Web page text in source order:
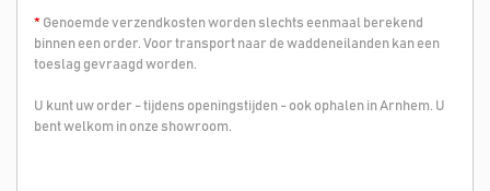
* Genoemde verzendkosten worden slechts eenmaal berekend
binnen een order. Voor transport naar de waddeneilanden kan een
toeslag gevraagd worden.
U kunt uw order - tijdens openingstijden - ook ophalen in Arnhem. U
bent welkom in onze showroom.